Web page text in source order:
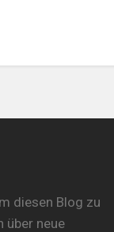
diesen Blog zu
über neue